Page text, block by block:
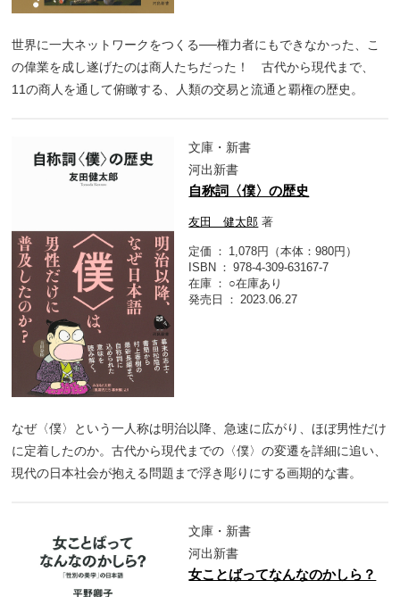
世界に一大ネットワークをつくる──権力者にもできなかった、こ
の偉業を成し遂げたのは商人たちだった！ 古代から現代まで、
11の商人を通して俯瞰する、人類の交易と流通と覇権の歴史。
文庫・新書
河出新書
自称詞〈僕〉の歴史
友田 健太郎 著
定価
1,078円（本体：980円）
ISBN
978-4-309-63167-7
在庫
○在庫あり
発売日
2023.06.27
なぜ〈僕〉という一人称は明治以降、急速に広がり、ほぼ男性だけ
に定着したのか。古代から現代までの〈僕〉の変遷を詳細に追い、
現代の日本社会が抱える問題まで浮き彫りにする画期的な書。
文庫・新書
河出新書
女ことばってなんなのかしら？